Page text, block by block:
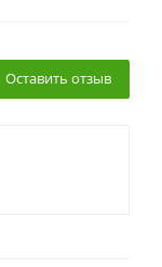
Оставить отзыв